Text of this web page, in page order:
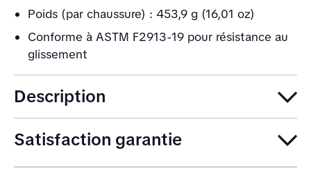
Poids (par chaussure) : 453,9 g (16,01 oz)
Conforme à ASTM F2913-19 pour résistance au
glissement
Description
Satisfaction garantie